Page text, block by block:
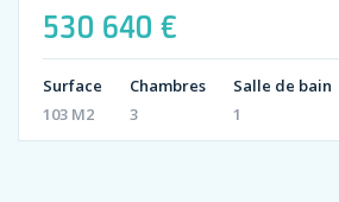
530 640 €
Surface
103 M2
Chambres
3
Salle de bain
1